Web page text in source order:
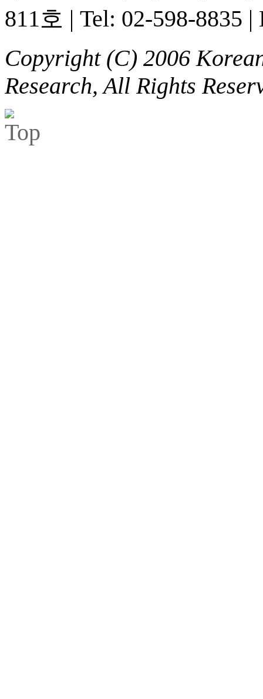
811호 | Tel: 02-598-8835 |
Copyright (C) 2006
Research, All Rights